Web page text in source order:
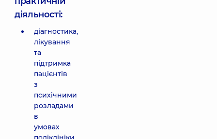
діяльності:
діагностика,
лікування
та
підтримка
пацієнтів
з
психічними
розладами
в
умовах